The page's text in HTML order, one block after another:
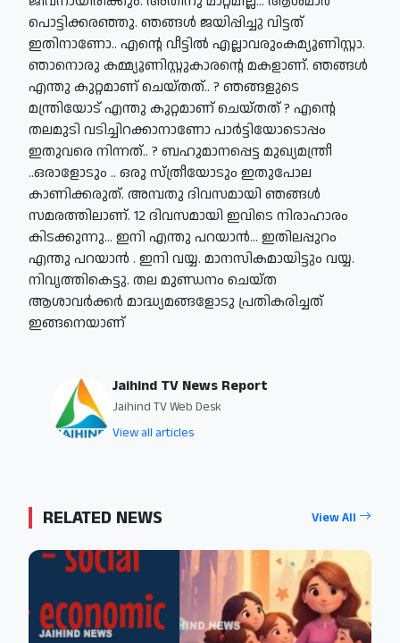
പൊട്ടിക്കരഞ്ഞു. ഞങ്ങള്‍ ജയിപ്പിച്ചു വിട്ടത്
ഇതിനാണോ.. എന്റെ വീട്ടില്‍ എല്ലാവരുംകമ്യൂണിസ്റ്റാ.
ഞാനൊരു കമ്മ്യൂണിസ്റ്റുകാരന്റെ മകളാണ്. ഞങ്ങള്‍
എന്തു കുറ്റമാണ് ചെയ്തത്.. ? ഞങ്ങളുടെ
മന്ത്രിയോട് എന്തു കുറ്റമാണ് ചെയ്തത് ? എന്റെ
തലമുടി വടിച്ചിറക്കാനാണോ പാര്‍ട്ടിയോടൊപ്പം
ഇതുവരെ നിന്നത്.. ? ബഹുമാനപ്പെട്ട മുഖ്യമന്ത്രീ
..ഒരാളോടും .. ഒരു സ്ത്രീയോടും ഇതുപോല
കാണിക്കരുത്. അമ്പതു ദിവസമായി ഞങ്ങള്‍
സമരത്തിലാണ്. 12 ദിവസമായി ഇവിടെ നിരാഹാരം
കിടക്കുന്നു... ഇനി എന്തു പറയാന്‍... ഇതിലപ്പുറം
എന്തു പറയാന്‍ . ഇനി വയ്യ. മാനസികമായിട്ടും വയ്യ.
നിവൃത്തികെട്ടു. തല മുണ്ഡനം ചെയ്ത
ആശാവര്‍ക്കര്‍ മാദ്ധ്യമങ്ങളോടു പ്രതികരിച്ചത്
ഇങ്ങനെയാണ്
Jaihind TV News Report
Jaihind TV Web Desk
View all articles
RELATED NEWS View All